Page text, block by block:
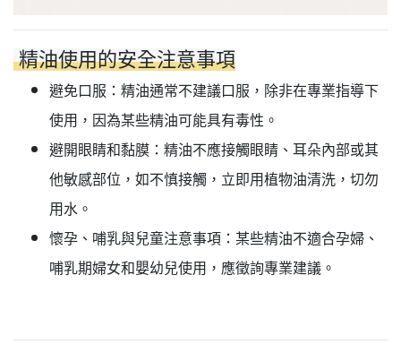
精油使用的安全注意事項
避免口服：精油通常不建議口服，除非在專業指導下
使用，因為某些精油可能具有毒性。
避開眼睛和黏膜：精油不應接觸眼睛、耳朵內部或其
他敏感部位，如不慎接觸，立即用植物油清洗，切勿
用水。
懷孕、哺乳與兒童注意事項：某些精油不適合孕婦、
哺乳期婦女和嬰幼兒使用，應徵詢專業建議。